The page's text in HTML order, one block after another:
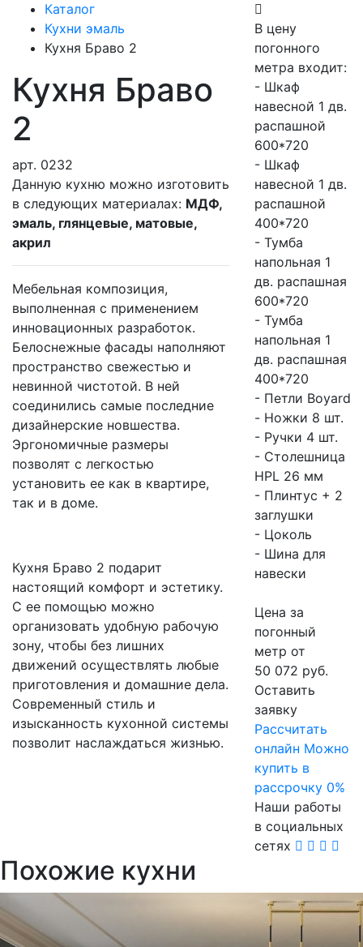
Каталог
Кухни эмаль
Кухня Браво 2
Кухня Браво
2
арт. 0232
Данную кухню можно изготовить
в следующих материалах: МДФ,
эмаль, глянцевые, матовые,
акрил
Мебельная композиция,
выполненная с применением
инновационных разработок.
Белоснежные фасады наполняют
пространство свежестью и
невинной чистотой. В ней
соединились самые последние
дизайнерские новшества.
Эргономичные размеры
позволят с легкостью
установить ее как в квартире,
так и в доме.
Кухня Браво 2 подарит
настоящий комфорт и эстетику.
С ее помощью можно
организовать удобную рабочую
зону, чтобы без лишних
движений осуществлять любые
приготовления и домашние дела.
Современный стиль и
изысканность кухонной системы
позволит наслаждаться жизнью.
В цену
погонного
метра входит:
- Шкаф
навесной 1 дв.
распашной
600*720
- Шкаф
навесной 1 дв.
распашной
400*720
- Тумба
напольная 1
дв. распашная
600*720
- Тумба
напольная 1
дв. распашная
400*720
- Петли Boyard
- Ножки 8 шт.
- Ручки 4 шт.
- Столешница
HPL 26 мм
- Плинтус + 2
заглушки
- Цоколь
- Шина для
навески
Цена за
погонный
метр от
50 072 руб.
Оставить
заявку
Расcчитать
онлайн Можно
купить в
рассрочку 0%
Наши работы
в социальных
сетях
Похожие кухни